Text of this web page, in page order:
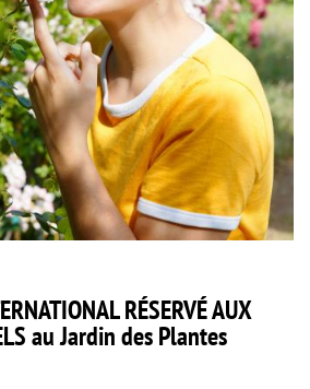
RÉSERVÉ AUX
au Jardin des Plantes